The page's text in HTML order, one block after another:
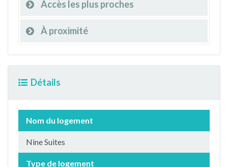
Accès les plus proches
À proximité
Détails
Nom du logement
Nine Suites
Type de logement